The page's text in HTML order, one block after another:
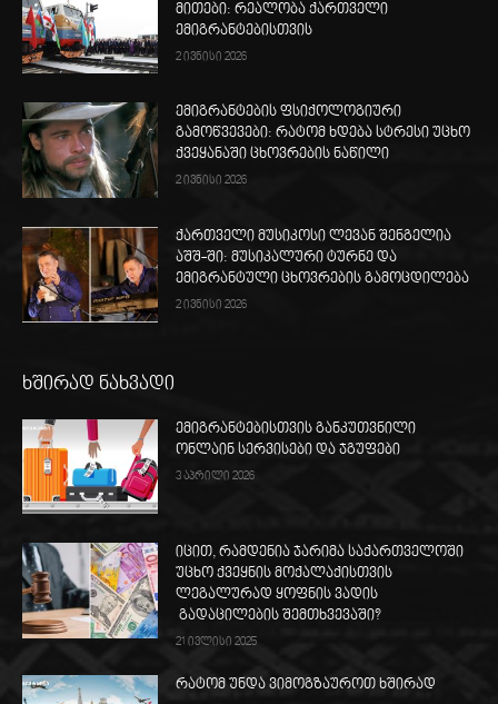
მითები: რეალობა ქართველი
ემიგრანტებისთვის
2 ივნისი 2026
ემიგრანტების ფსიქოლოგიური
გამოწვევები: რატომ ხდება სტრესი უცხო
ქვეყანაში ცხოვრების ნაწილი
2 ივნისი 2026
ქართველი მუსიკოსი ლევან შენგელია
აშშ-ში: მუსიკალური ტურნე და
ემიგრანტული ცხოვრების გამოცდილება
2 ივნისი 2026
ხშირად ნახვადი
ემიგრანტებისთვის განკუთვნილი
ონლაინ სერვისები და ჯგუფები
3 აპრილი 2026
იცით, რამდენია ჯარიმა საქართველოში
უცხო ქვეყნის მოქალაქისთვის
ლეგალურად ყოფნის ვადის
გადაცილების შემთხვევაში?
21 ივლისი 2025
რატომ უნდა ვიმოგზაუროთ ხშირად